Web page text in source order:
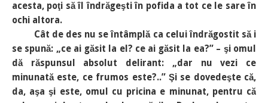
acesta, poţi să îl îndrăgeşti în pofida a tot ce le sare în
ochi altora.
Cât de des nu se întâmplă ca celui îndrăgostit să i
se spună: „ce ai găsit la el? ce ai găsit la ea?” – şi omul
dă răspunsul absolut delirant: „dar nu vezi ce
minunată este, ce frumos este?..” Şi se dovedeşte că,
da, aşa şi este, omul cu pricina e minunat, pentru că